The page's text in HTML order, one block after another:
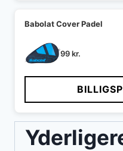
Babolat Cover Padel
99kr.